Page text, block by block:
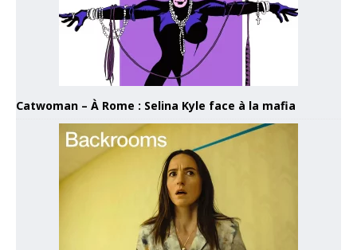
Catwoman – À Rome : Selina Kyle face à la mafia